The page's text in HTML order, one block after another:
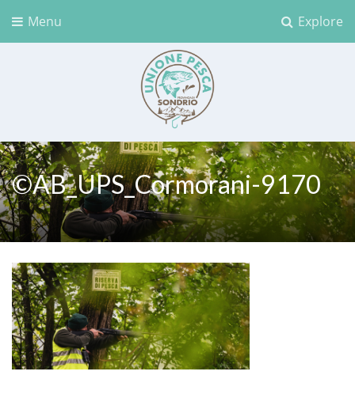
Explore
Menu
Unione Pesca Sondrio
©AB_UPS_Cormorani-9170